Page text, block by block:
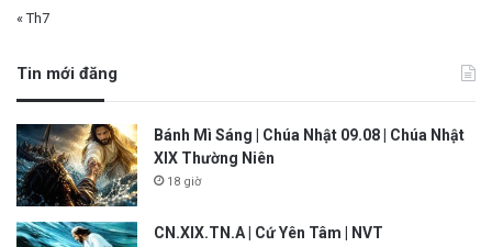
« Th7
Tin mới đăng
Bánh Mì Sáng | Chúa Nhật 09.08 | Chúa Nhật
XIX Thường Niên
18 giờ
CN.XIX.TN.A | Cứ Yên Tâm | NVT